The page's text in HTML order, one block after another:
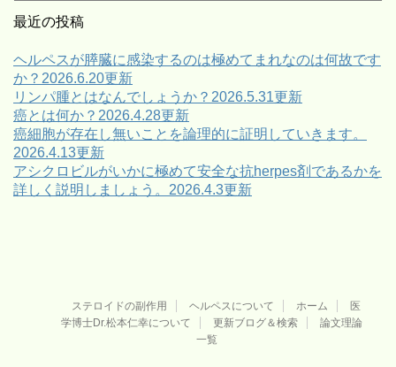
ゴ
ー
最近の投稿
ヘルペスが膵臓に感染するのは極めてまれなのは何故です
か？2026.6.20更新
リンパ腫とはなんでしょうか？2026.5.31更新
癌とは何か？2026.4.28更新
癌細胞が存在し無いことを論理的に証明していきます。
2026.4.13更新
アシクロビルがいかに極めて安全な抗herpes剤であるかを
詳しく説明しましょう。2026.4.3更新
ステロイドの副作用 ヘルペスについて ホーム
医
学博士Dr.松本仁幸について
更新ブログ＆検索
論文理論
一覧